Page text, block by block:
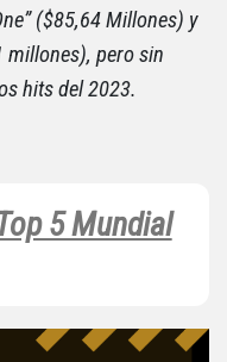
($85,64 Millones) y
millones), pero sin
hits del 2023.
5 Mundial